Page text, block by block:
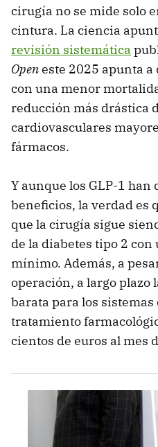
cirugía no se mide solo
cintura. La ciencia
revisión sistemática
Openeste 2025 apunta a
con una menor
reducción más drástica
cardiovasculares
fármacos.
Y aunque los GLP-1
beneficios, la verdad es
que la cirugía sigue
de la diabetes tipo 2
mínimo. Además, a
operación, a largo plazo
barata para los sistemas
tratamiento
cientos de euros al mes